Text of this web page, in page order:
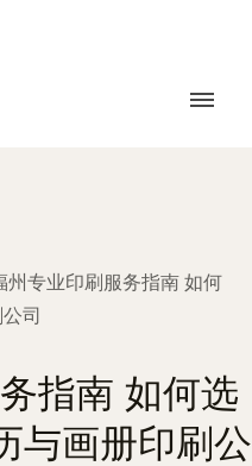
州专业印刷服务指南 如何
司
指南 如何选
与画册印刷公